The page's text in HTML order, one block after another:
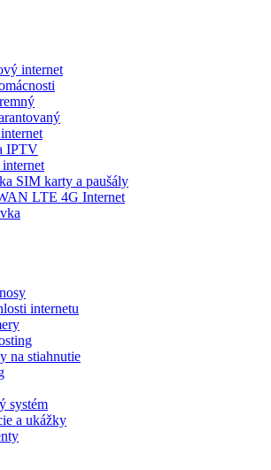
internet
IPTV
SIM karty a paušály
LTE 4G Internet
internetu
na stiahnutie
systém
a ukážky